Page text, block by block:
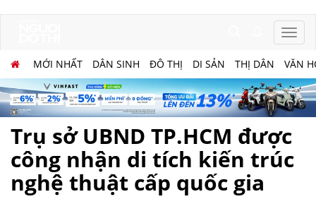
MỚI NHẤT DÂN SINH ĐÔ THỊ DI SẢN THỊ DÂN VĂN
Trụ sở UBND TP.HCM được
công nhận di tích kiến trúc
nghệ thuật cấp quốc gia